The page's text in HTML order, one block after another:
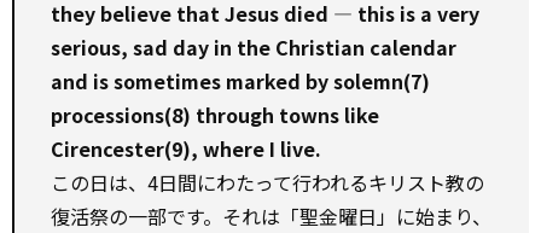
they believe that Jesus died — this is a very
serious, sad day in the Christian calendar
and is sometimes marked by solemn(7)
processions(8) through towns like
Cirencester(9), where I live.
この日は、4日間にわたって行われるキリスト教の
復活祭の一部です。それは「聖金曜日」に始まり、